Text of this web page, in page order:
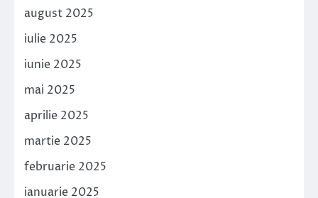
august 2025
iulie 2025
iunie 2025
mai 2025
aprilie 2025
martie 2025
februarie 2025
ianuarie 2025